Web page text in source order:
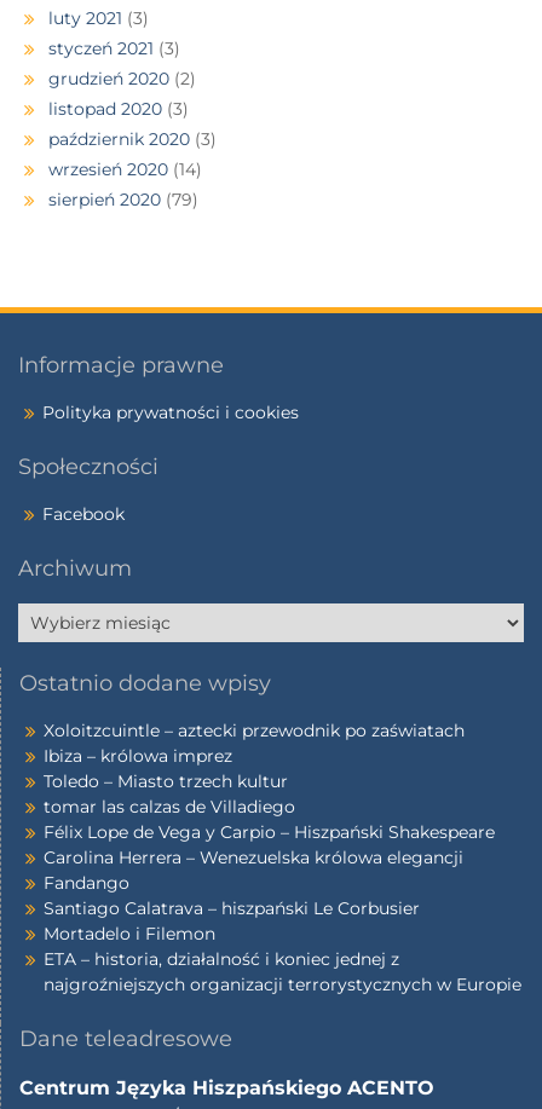
luty 2021 (3)
styczeń 2021 (3)
grudzień 2020 (2)
listopad 2020 (3)
październik 2020 (3)
wrzesień 2020 (14)
sierpień 2020 (79)
Informacje prawne
Polityka prywatności i cookies
Społeczności
Facebook
Archiwum
Ostatnio dodane wpisy
Xoloitzcuintle – aztecki przewodnik po zaświatach
Ibiza – królowa imprez
Toledo – Miasto trzech kultur
tomar las calzas de Villadiego
Félix Lope de Vega y Carpio – Hiszpański Shakespeare
Carolina Herrera – Wenezuelska królowa elegancji
Fandango
Santiago Calatrava – hiszpański Le Corbusier
Mortadelo i Filemon
ETA – historia, działalność i koniec jednej z
najgroźniejszych organizacji terrorystycznych w Europie
Dane teleadresowe
Centrum Języka Hiszpańskiego ACENTO